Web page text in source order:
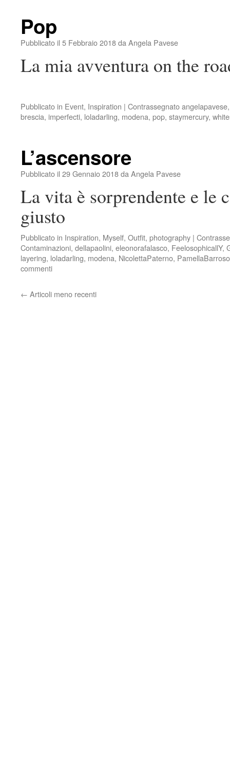
Pop
Pubblicato il 5 Febbraio 2018da Angela Pavese
La mia avventura on the
Pubblicato in Event, Inspiration | Contrassegnatoangelapavese
brescia, imperfecti, loladarling, modena, pop, staymercury,
L’ascensore
Pubblicato il 29 Gennaio 2018da Angela Pavese
La vita è sorprendente e le
giusto
Pubblicato in Inspiration, Myself, Outfit, photography |
Contaminazioni, dellapaolini, eleonorafalasco, FeelosophicallY,
layering, loladarling, modena, NicolettaPaterno, PamellaBarroso
commenti
← Articoli meno recenti